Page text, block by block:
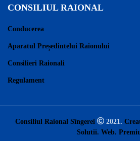
CONSILIUL RAIONAL
Conducerea
Aparatul Președintelui Raionului
Consilieri Raionali
Regulament
Consiliul Raional Sîngerei 2021.
Solutii. Web.